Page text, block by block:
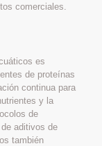
comerciales.
es
de proteínas
continua para
y la
de
aditivos de
también